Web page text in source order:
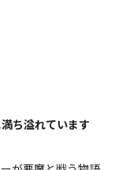
満ち溢れています